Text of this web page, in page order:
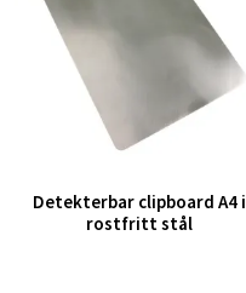
Detekterbar clipboard A4 i
rostfritt stål